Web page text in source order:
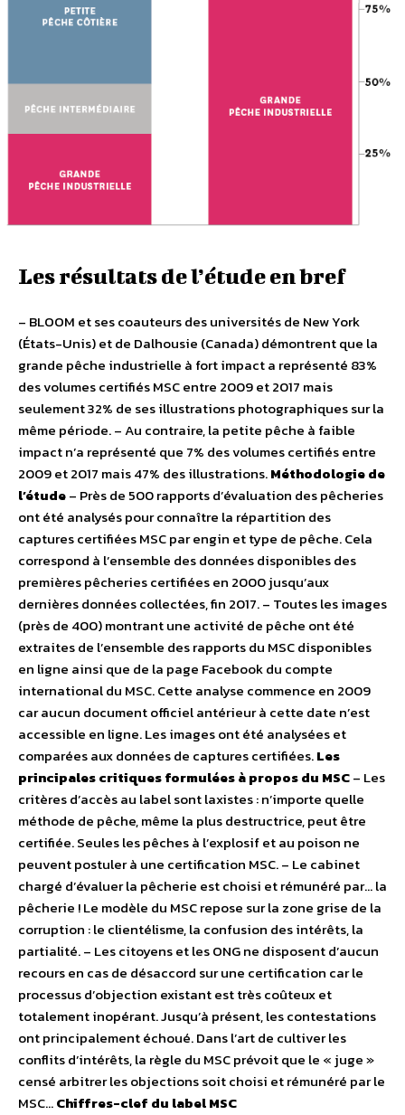
Les résultats de l’étude en bref
– BLOOM et ses coauteurs des universités de New York
(États-Unis) et de Dalhousie (Canada) démontrent que la
grande pêche industrielle à fort impact a représenté 83%
des volumes certifiés MSC entre 2009 et 2017 mais
seulement 32% de ses illustrations photographiques sur la
même période. – Au contraire, la petite pêche à faible
impact n’a représenté que 7% des volumes certifiés entre
2009 et 2017 mais 47% des illustrations.Méthodologie de
l’étude– Près de 500 rapports d’évaluation des pêcheries
ont été analysés pour connaître la répartition des
captures certifiées MSC par engin et type de pêche. Cela
correspond à l’ensemble des données disponibles des
premières pêcheries certifiées en 2000 jusqu’aux
dernières données collectées, fin 2017. – Toutes les images
(près de 400) montrant une activité de pêche ont été
extraites de l’ensemble des rapports du MSC disponibles
en ligne ainsi que de la page Facebook du compte
international du MSC. Cette analyse commence en 2009
car aucun document officiel antérieur à cette date n’est
accessible en ligne. Les images ont été analysées et
comparées aux données de captures certifiées.Les
principales critiques formulées à propos du MSC– Les
critères d’accès au label sont laxistes : n’importe quelle
méthode de pêche, même la plus destructrice, peut être
certifiée. Seules les pêches à l’explosif et au poison ne
peuvent postuler à une certification MSC. – Le cabinet
chargé d’évaluer la pêcherie est choisi et rémunéré par… la
pêcherie ! Le modèle du MSC repose sur la zone grise de la
corruption : le clientélisme, la confusion des intérêts, la
partialité. – Les citoyens et les ONG ne disposent d’aucun
recours en cas de désaccord sur une certification car le
processus d’objection existant est très coûteux et
totalement inopérant. Jusqu’à présent, les contestations
ont principalement échoué. Dans l’art de cultiver les
conflits d’intérêts, la règle du MSC prévoit que le « juge »
censé arbitrer les objections soit choisi et rémunéré par le
MSC…Chiffres-clef du label MSC